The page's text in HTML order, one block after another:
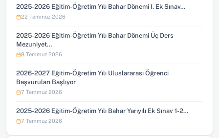
2025-2026 Eğitim-Öğretim Yılı Bahar Dönemi I. Ek Sınav…
22 Temmuz 2026
2025-2026 Eğitim-Öğretim Yılı Bahar Dönemi Üç Ders
Mezuniyet…
8 Temmuz 2026
2026-2027 Eğitim-Öğretim Yılı Uluslararası Öğrenci
Başvuruları Başlıyor
7 Temmuz 2026
2025-2026 Eğitim-Öğretim Yılı Bahar Yarıyılı Ek Sınav 1-2…
7 Temmuz 2026